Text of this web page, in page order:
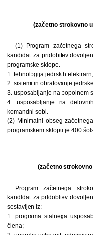
(začetno strokovno
(1) Program začetnega
kandidati za pridobitev
programske sklope.
1. tehnologija jedrskih elektrarn;
2. sistemi in obratovanje
3. usposabljanje na popolnem
4. usposabljanje na
komandni sobi.
(2) Minimalni obseg
programskem sklopu je 400
(začetno
Program začetnega
kandidati za pridobitev
sestavljen iz:
1. programa stalnega
člena;